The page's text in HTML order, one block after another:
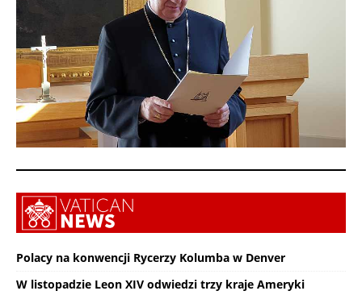
Polacy na konwencji Rycerzy Kolumba w Denver
W listopadzie Leon XIV odwiedzi trzy kraje Ameryki